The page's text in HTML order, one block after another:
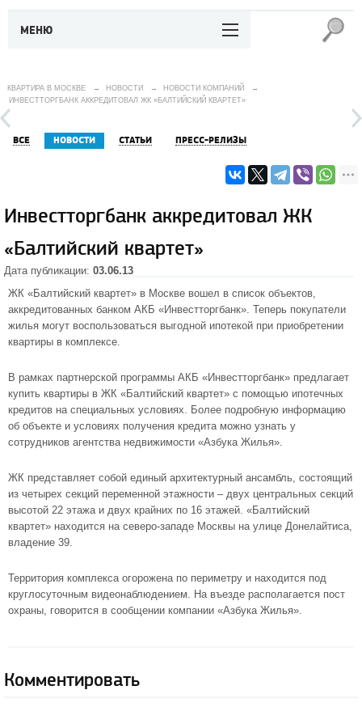
МЕНЮ
КВАРТИРА В МОСКВЕ → НОВОСТИ → НОВОСТИ КОМПАНИЙ
→
ИНВЕСТТОРГБАНК АККРЕДИТОВАЛ ЖК «БАЛТИЙСКИЙ КВАРТЕТ»
ВСЕ НОВОСТИ СТАТЬИ ПРЕСС-РЕЛИЗЫ
Инвестторгбанк аккредитовал ЖК
«Балтийский квартет»
Дата публикации: 03.06.13
ЖК «Балтийский квартет» в Москве вошел в список объектов,
аккредитованных банком АКБ «Инвестторгбанк». Теперь покупатели
жилья могут воспользоваться выгодной ипотекой при приобретении
квартиры в комплексе.
В рамках партнерской программы АКБ «Инвестторгбанк» предлагает
купить квартиры в ЖК «Балтийский квартет» с помощью ипотечных
кредитов на специальных условиях. Более подробную информацию
об объекте и условиях получения кредита можно узнать у
сотрудников агентства недвижимости «Азбука Жилья».
ЖК представляет собой единый архитектурный ансамбль, состоящий
из четырех секций переменной этажности – двух центральных секций
высотой 22 этажа и двух крайних по 16 этажей. «Балтийский
квартет» находится на северо-западе Москвы на улице Донелайтиса,
владение 39.
Территория комплекса огорожена по периметру и находится под
круглосуточным видеонаблюдением. На въезде располагается пост
охраны, говорится в сообщении компании «Азбука Жилья».
Комментировать